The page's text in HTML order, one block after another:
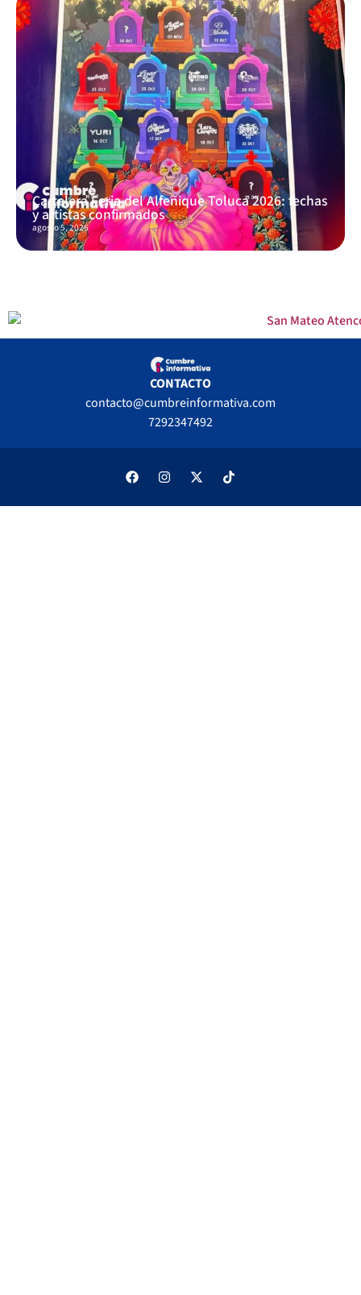
Cartelera Feria del Alfeñique Toluca 2026: fechas
y artistas confirmados
agosto 5, 2026
CONTACTO
contacto@cumbreinformativa.com
7292347492